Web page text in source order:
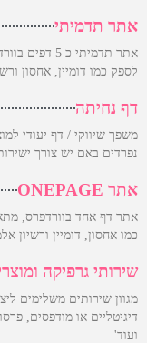
אתר תדמיתי
אתר תדמיתי
לספק כמו דומיין, אחסון
דף נחיתה
משפך שיווקי / דף יעודי
נפרדים באם יש צורך
אתר ONEPAGE
אתר דף אחד בוורדפרס,
כמו אחסון, דומיין ורשיון
שירותי גרפיקה
מגוון שירותים משלימים
ועוד'